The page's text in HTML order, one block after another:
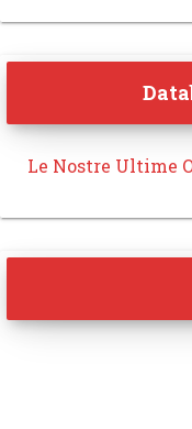
Le Nostre Ultime